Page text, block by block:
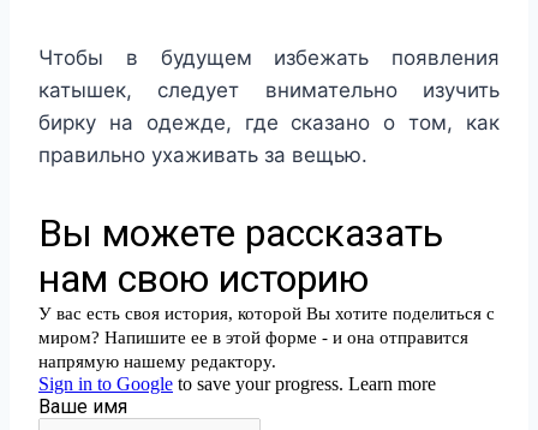
Чтобы в будущем избежать появления
катышек, следует внимательно изучить
бирку на одежде, где сказано о том, как
правильно ухаживать за вещью.